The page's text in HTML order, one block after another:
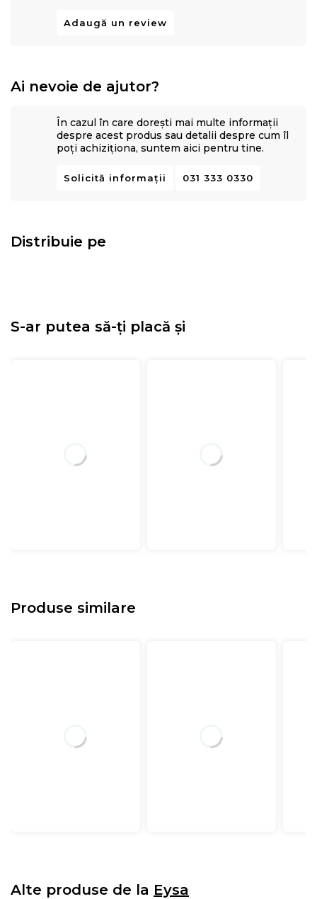
Adaugă un review
Ai nevoie de ajutor?
În cazul în care dorești mai multe informații
despre acest produs sau detalii despre cum îl
poți achiziționa, suntem aici pentru tine.
Solicită informații 031 333 0330
Distribuie pe
S-ar putea să-ți placă și
Produse similare
Alte produse de la Eysa